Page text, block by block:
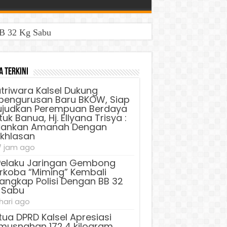
32 Kg Sabu
HK : Ini Bentuk Nyata Dukungan Asta Cita Presiden
Terkini
Kalsel Dukung
Baru BKOW, Siap
Perempuan Berdaya
Banua, Hj. Ellyana Trisya :
Amanah Dengan
jam ago
Jaringan Gembong
“Miming” Kembali
Polisi Dengan BB 32
ago
DPRD Kalsel Apresiasi